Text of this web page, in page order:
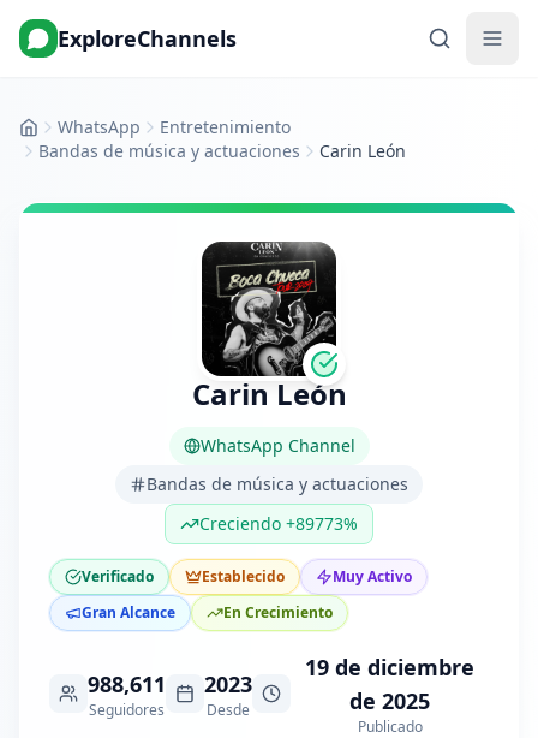
ExploreChannels
InicioWhatsApp
Entretenimiento
Bandas de música y actuaciones
Carin León
Carin León
WhatsApp Channel
Bandas de música y actuaciones
Creciendo +89773%
Verificado Establecido
Muy Activo
Gran Alcance
En Crecimiento
988,611
Seguidores
2023
Desde
19 de diciembre
de 2025
Publicado